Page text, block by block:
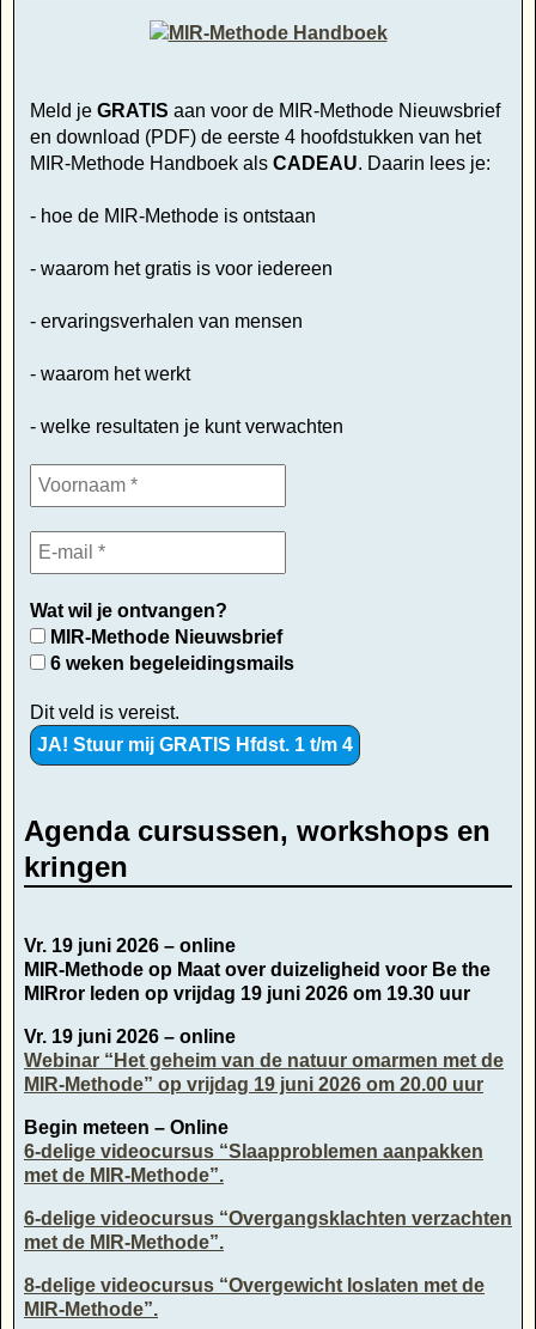
Meld je GRATIS aan voor de MIR-Methode Nieuwsbrief
en download (PDF) de eerste 4 hoofdstukken van het
MIR-Methode Handboek als CADEAU. Daarin lees je:
- hoe de MIR-Methode is ontstaan
- waarom het gratis is voor iedereen
- ervaringsverhalen van mensen
- waarom het werkt
- welke resultaten je kunt verwachten
Wat wil je ontvangen?
MIR-Methode Nieuwsbrief
6 weken begeleidingsmails
Dit veld is vereist.
Agenda cursussen, workshops en
kringen
Vr. 19 juni 2026 – online
MIR-Methode op Maat over duizeligheid voor Be the
MIRror leden op vrijdag 19 juni 2026 om 19.30 uur
Vr. 19 juni 2026 – online
Webinar “Het geheim van de natuur omarmen met de
MIR-Methode” op vrijdag 19 juni 2026 om 20.00 uur
Begin meteen – Online
6-delige videocursus “Slaapproblemen aanpakken
met de MIR-Methode”.
6-delige videocursus “Overgangsklachten verzachten
met de MIR-Methode”.
8-delige videocursus “Overgewicht loslaten met de
MIR-Methode”.